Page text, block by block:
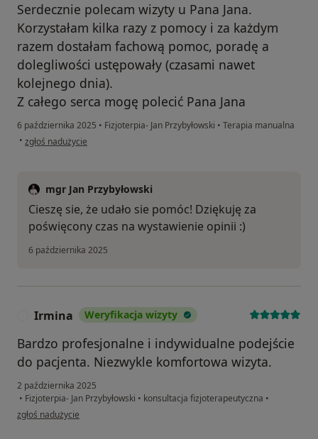
Serdecznie polecam wizyty u Pana Jana.
Korzystałam kilka razy z pomocy i za każdym
razem dostałam fachową pomoc, poradę a
dolegliwości ustępowały (czasami nawet
kolejnego dnia).
Z całego serca mogę polecić Pana Jana
6 października 2025 • Fizjoterpia- Jan Przybyłowski • Terapia manualna
• w opinii użytkownika Joanna
zgłoś nadużycie
mgr Jan Przybyłowski
Cieszę sie, że udało sie pomóc! Dziękuję za
poświęcony czas na wystawienie opinii :)
6 października 2025
Irmina Weryfikacja wizyty
Bardzo profesjonalne i indywidualne podejście
do pacjenta. Niezwykle komfortowa wizyta.
2 października 2025
• Fizjoterpia- Jan Przybyłowski • konsultacja fizjoterapeutyczna •
w opinii użytkownika Irmina
zgłoś nadużycie